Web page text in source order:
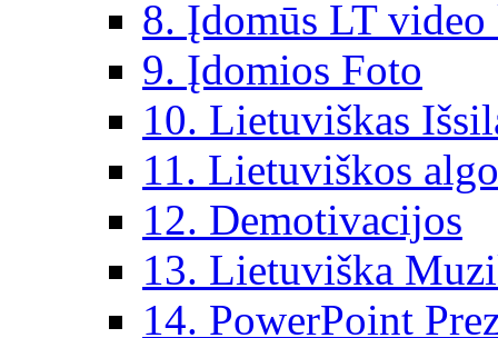
8. Įdomūs LT
9. Įdomios Foto
10. Lietuviškas
11. Lietuviškos
12. Demotivacijos
13. Lietuviška
14. PowerPoint